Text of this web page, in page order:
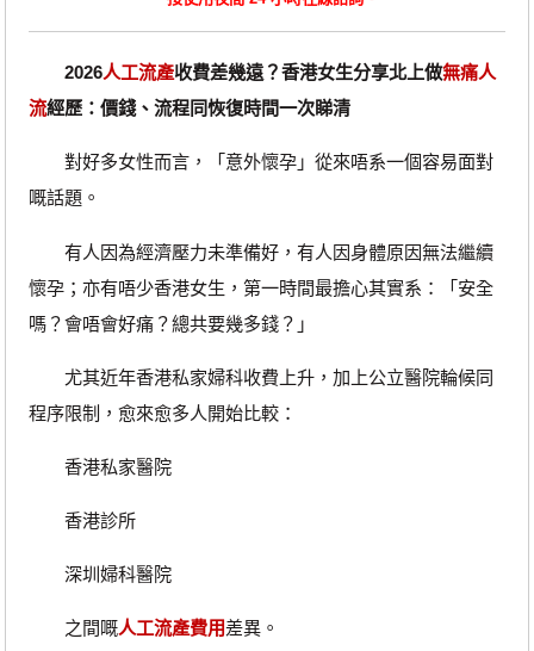
2026人工流產收費差幾遠？香港女生分享北上做無痛人
流經歷：價錢、流程同恢復時間一次睇清
對好多女性而言，「意外懷孕」從來唔系一個容易面對
嘅話題。
有人因為經濟壓力未準備好，有人因身體原因無法繼續
懷孕；亦有唔少香港女生，第一時間最擔心其實系：「安全
嗎？會唔會好痛？總共要幾多錢？」
尤其近年香港私家婦科收費上升，加上公立醫院輪候同
程序限制，愈來愈多人開始比較：
香港私家醫院
香港診所
深圳婦科醫院
之間嘅人工流產費用差異。